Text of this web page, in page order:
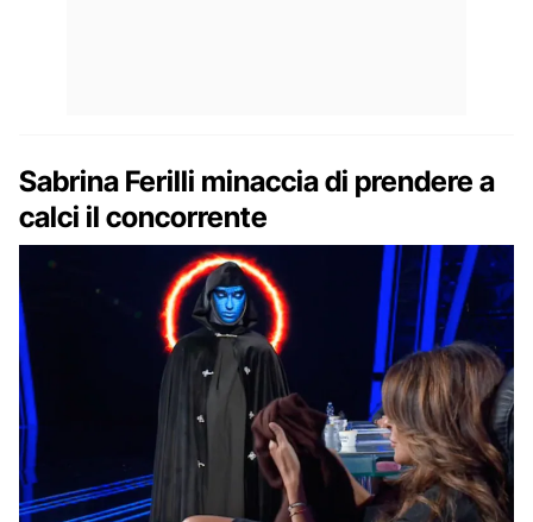
Sabrina Ferilli minaccia di prendere a
calci il concorrente